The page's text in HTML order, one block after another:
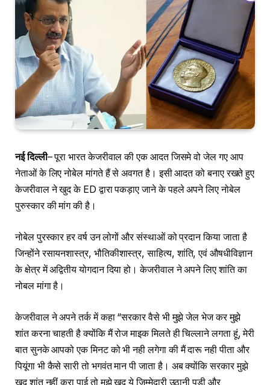
नई दिल्ली– पूरा भारत केजरीवाल की एक आदत जिसमे वो जेल गए आप
नेताओं के लिए नोबेल मांगते हैं से अवगत है। इसी आदत को बनाए रखते हुए
केजरीवाल ने खुद के ED द्वारा पकड़ाए जाने के पहले अपने लिए नोबेल
पुरुस्कार की मांग की है।
नोबेल पुरस्कार हर वर्ष उन लोगों और संस्थाओं को प्रदान किया जाता है
जिन्होंने रसायनशास्त्र, भौतिकीशास्त्र, साहित्य, शांति, एवं औषधीविज्ञान
के क्षेत्र में अद्वितीय योगदान दिया हो। केजरीवाल ने अपने लिए शांति का
नोबल मांगा है।
केजरीवाल ने अपने तर्क में कहा “सरकार वैसे भी मुझे जेल भेज कर मुझे
शांत करना चाहती है क्योंकि मैं रोज माइक मिलते ही चिल्लाने लगता हूं, मेरी
बात सुनके आपको एक मिनट को भी नही लगेगा की मैं दारू नही पीता और
पियूंगा भी कैसे सारी तो भगवंत मान पी जाता है। अब क्योंकि सरकार मुझे
खुद शांत नहीं करा पाई तो मुझे खुद ये जिम्मेदारी उठानी पड़ी और